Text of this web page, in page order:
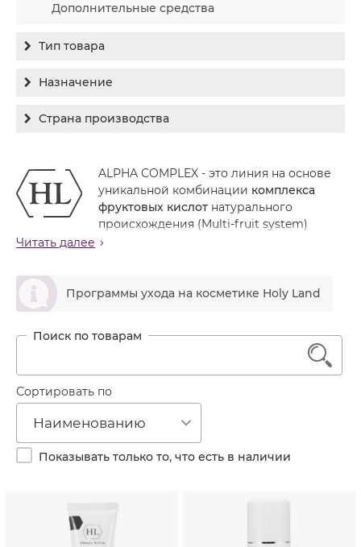
Дополнительные средства
Тип товара
Бальзам
Концентрат
Крем солнцезащитный
Крем тональный
Мусс
Мыло
Набор косметики
Пудра
Шампунь
Назначение
Гиперпигментация
Заживление
Лечение акне
Обновление кожи
Очищение
Против морщин
Увлажнение
Страна производства
Канада
Россия
ALPHA COMPLEX - это линия на основе
уникальной комбинации комплекса
фруктовых кислотнатурального
происхождения (Multi-fruit system)
обладает широким спектром действия, в различных
быстрый и заметный результат, используется в том
числе для подготовки кожи к пилингам и
пластическим операциям.
Назначение линии
гиперпигментаций любого происхождения.
Повышение тонуса и естественной
Смягчение кожи, разглаживание поверхностных
(профилактика старения, улучшение эластичности
и текстуры кожи).
Сокращение пор, нормализация функции сальных
Читать далее
ဆ Программы ухода на косметике Holy Land
1
Сортировать по
Наименованию
Показывать только то, что есть в наличии